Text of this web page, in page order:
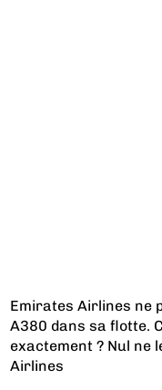
Emirates Airlines ne
A380 dans sa flotte.
exactement ? Nul ne
Airlines